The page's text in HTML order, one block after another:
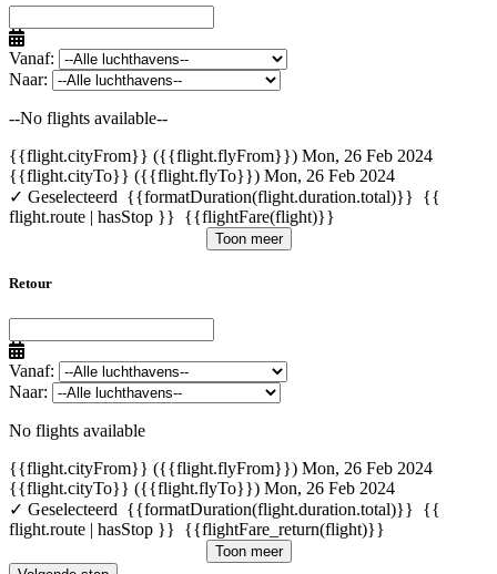
Vanaf:
Naar:
--No flights available--
{{flight.cityFrom}} ({{flight.flyFrom}}) Mon, 26 Feb 2024
{{flight.cityTo}} ({{flight.flyTo}}) Mon, 26 Feb 2024
✓ Geselecteerd {{formatDuration(flight.duration.total)}} {{
flight.route | hasStop }} {{flightFare(flight)}}
Toon meer
Retour
Vanaf:
Naar:
No flights available
{{flight.cityFrom}} ({{flight.flyFrom}}) Mon, 26 Feb 2024
{{flight.cityTo}} ({{flight.flyTo}}) Mon, 26 Feb 2024
✓ Geselecteerd {{formatDuration(flight.duration.total)}} {{
flight.route | hasStop }} {{flightFare_return(flight)}}
Toon meer